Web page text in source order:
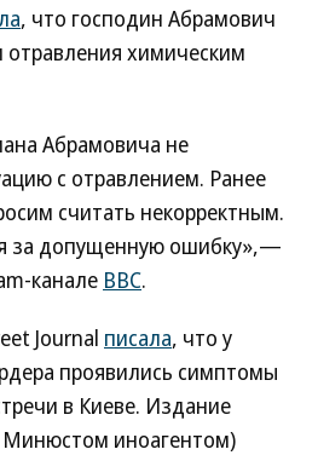
, что господин Абрамович
химическим
Абрамовича не
с отравлением. Ранее
считать некорректным.
за допущенную ошибку»,—
канале BBC.
Journal писала, что у
проявились симптомы
в Киеве. Издание
иноагентом)